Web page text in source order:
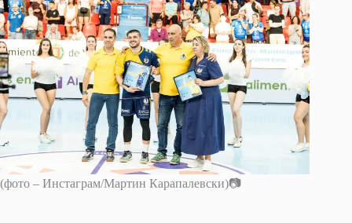
(фото – Инстаграм/Мартин Карапалевски)📷